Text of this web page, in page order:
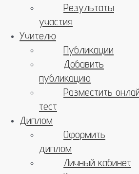
Результаты
участия
Учителю
Публикации
Добавить
публикацию
Разместить
тест
Диплом
Оформить
диплом
Личный кабинет